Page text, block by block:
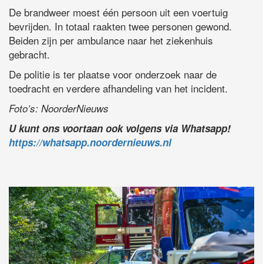
De brandweer moest één persoon uit een voertuig
bevrijden. In totaal raakten twee personen gewond.
Beiden zijn per ambulance naar het ziekenhuis
gebracht.
De politie is ter plaatse voor onderzoek naar de
toedracht en verdere afhandeling van het incident.
Foto’s: NoorderNieuws
U kunt ons voortaan ook volgens via Whatsapp!
https://whatsapp.noordernieuws.nl